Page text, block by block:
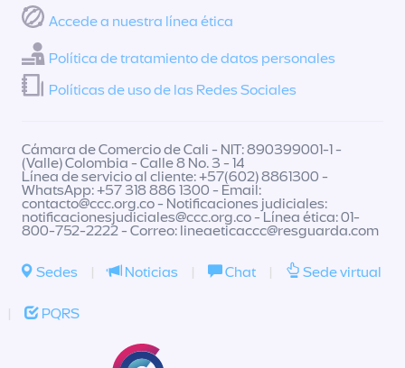
Accede a nuestra línea ética
Política de tratamiento de datos personales
Políticas de uso de las Redes Sociales
Cámara de Comercio de Cali - NIT: 890399001-1 -
(Valle) Colombia - Calle 8 No. 3 - 14
Línea de servicio al cliente: +57(602) 8861300 -
WhatsApp: +57 318 886 1300 - Email:
contacto@ccc.org.co- Notificaciones judiciales:
notificacionesjudiciales@ccc.org.co- Línea ética: 01-
800-752-2222 - Correo: lineaeticaccc@resguarda.com
Sedes | Noticias | Chat | Sede virtual
| PQRS